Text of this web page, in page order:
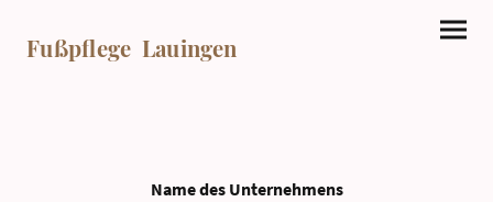
Fußpflege Lauingen
Name des Unternehmens